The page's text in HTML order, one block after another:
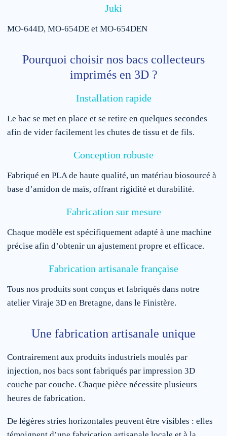
Juki
MO-644D, MO-654DE et MO-654DEN
Pourquoi choisir nos bacs collecteurs
imprimés en 3D ?
Installation rapide
Le bac se met en place et se retire en quelques secondes
afin de vider facilement les chutes de tissu et de fils.
Conception robuste
Fabriqué en PLA de haute qualité, un matériau biosourcé à
base d’amidon de maïs, offrant rigidité et durabilité.
Fabrication sur mesure
Chaque modèle est spécifiquement adapté à une machine
précise afin d’obtenir un ajustement propre et efficace.
Fabrication artisanale française
Tous nos produits sont conçus et fabriqués dans notre
atelier Viraje 3D en Bretagne, dans le Finistère.
Une fabrication artisanale unique
Contrairement aux produits industriels moulés par
injection, nos bacs sont fabriqués par impression 3D
couche par couche. Chaque pièce nécessite plusieurs
heures de fabrication.
De légères stries horizontales peuvent être visibles : elles